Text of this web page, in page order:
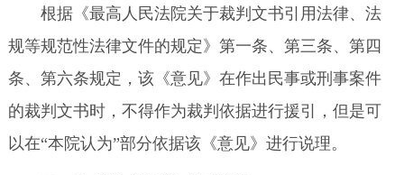
根据《最高人民法院关于裁判文书引用法律、法
规等规范性法律文件的规定》第一条、第三条、第四
条、第六条规定，该《意见》在作出民事或刑事案件
的裁判文书时，不得作为裁判依据进行援引，但是可
以在“本院认为”部分依据该《意见》进行说理。